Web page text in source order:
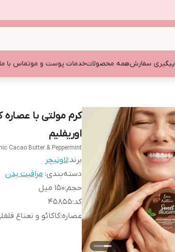
پیگیری سفارشهمه محصولاتخدمات پوست و موتماس با ما
کرم مولتی با عصاره
اوریفلیم
Cacao Butter & Peppermint
برند:لاونیچر
دسته‌بندی: مراقبت بدن
حجم:۱۵۰ میل
کد:۴۵۸۵۵
عصاره:کاکائو و نعناع